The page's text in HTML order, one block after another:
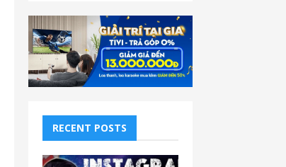
RECENT POSTS